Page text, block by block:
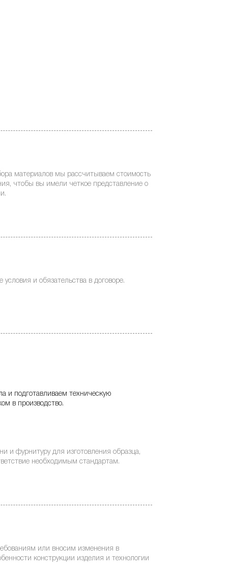
материалов мы рассчитываем стоимость
чтобы вы имели четкое представление о
и обязательства в договоре.
и подготавливаем техническую
в производство.
и фурнитуру для изготовления образца,
необходимым стандартам.
или вносим изменения в
конструкции изделия и технологии